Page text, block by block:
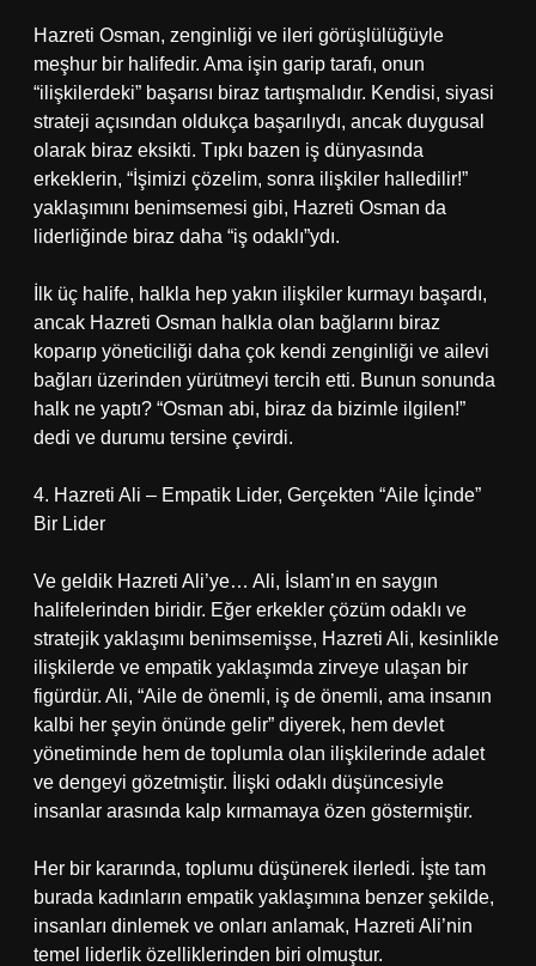
Hazreti Osman, zenginliği ve ileri görüşlülüğüyle
meşhur bir halifedir. Ama işin garip tarafı, onun
“ilişkilerdeki” başarısı biraz tartışmalıdır. Kendisi, siyasi
strateji açısından oldukça başarılıydı, ancak duygusal
olarak biraz eksikti. Tıpkı bazen iş dünyasında
erkeklerin, “İşimizi çözelim, sonra ilişkiler halledilir!”
yaklaşımını benimsemesi gibi, Hazreti Osman da
liderliğinde biraz daha “iş odaklı”ydı.
İlk üç halife, halkla hep yakın ilişkiler kurmayı başardı,
ancak Hazreti Osman halkla olan bağlarını biraz
koparıp yöneticiliği daha çok kendi zenginliği ve ailevi
bağları üzerinden yürütmeyi tercih etti. Bunun sonunda
halk ne yaptı? “Osman abi, biraz da bizimle ilgilen!”
dedi ve durumu tersine çevirdi.
4. Hazreti Ali – Empatik Lider, Gerçekten “Aile İçinde”
Bir Lider
Ve geldik Hazreti Ali’ye… Ali, İslam’ın en saygın
halifelerinden biridir. Eğer erkekler çözüm odaklı ve
stratejik yaklaşımı benimsemişse, Hazreti Ali, kesinlikle
ilişkilerde ve empatik yaklaşımda zirveye ulaşan bir
figürdür. Ali, “Aile de önemli, iş de önemli, ama insanın
kalbi her şeyin önünde gelir” diyerek, hem devlet
yönetiminde hem de toplumla olan ilişkilerinde adalet
ve dengeyi gözetmiştir. İlişki odaklı düşüncesiyle
insanlar arasında kalp kırmamaya özen göstermiştir.
Her bir kararında, toplumu düşünerek ilerledi. İşte tam
burada kadınların empatik yaklaşımına benzer şekilde,
insanları dinlemek ve onları anlamak, Hazreti Ali’nin
temel liderlik özelliklerinden biri olmuştur.